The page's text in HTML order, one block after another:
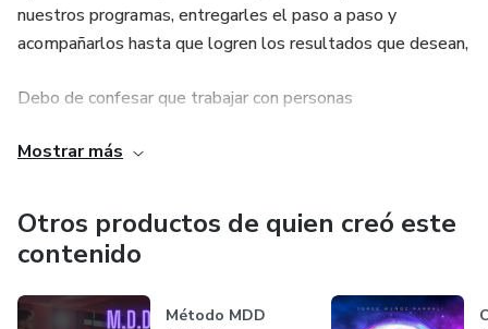
nuestros programas, entregarles el paso a paso y
acompañarlos hasta que logren los resultados que desean,
Debo de confesar que trabajar con personas
este mercado. ❤️
Mostrar más
Otros productos de quien creó este
contenido
Método MDD